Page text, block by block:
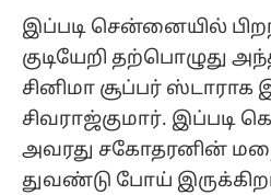
இப்படி சென்னையில்
குடியேறி தற்பொழுது
சினிமா சூப்பர் ஸ்டாராக
சிவராஜ்குமார். இப்படி
அவரது சகோதரனின்
துவண்டு போய்